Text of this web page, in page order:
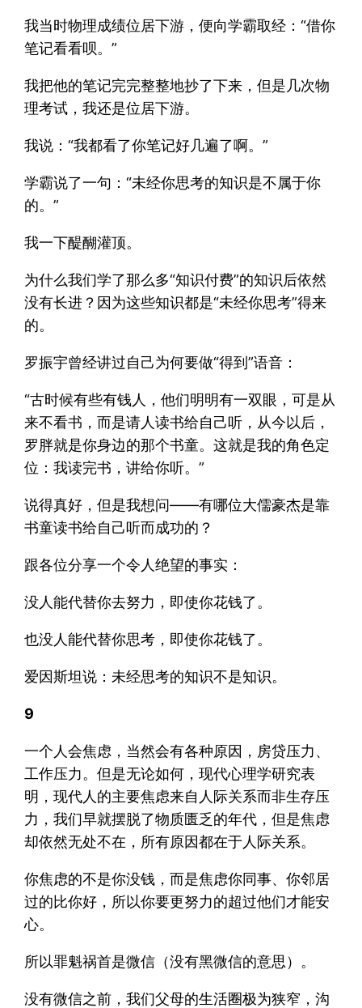
我当时物理成绩位居下游，便向学霸取经：“借你
笔记看看呗。”
我把他的笔记完完整整地抄了下来，但是几次物
理考试，我还是位居下游。
我说：“我都看了你笔记好几遍了啊。”
学霸说了一句：“未经你思考的知识是不属于你
的。”
我一下醍醐灌顶。
为什么我们学了那么多“知识付费”的知识后依然
没有长进？因为这些知识都是“未经你思考”得来
的。
罗振宇曾经讲过自己为何要做“得到”语音：
“古时候有些有钱人，他们明明有一双眼，可是从
来不看书，而是请人读书给自己听，从今以后，
罗胖就是你身边的那个书童。这就是我的角色定
位：我读完书，讲给你听。”
说得真好，但是我想问——有哪位大儒豪杰是靠
书童读书给自己听而成功的？
跟各位分享一个令人绝望的事实：
没人能代替你去努力，即使你花钱了。
也没人能代替你思考，即使你花钱了。
爱因斯坦说：未经思考的知识不是知识。
9
一个人会焦虑，当然会有各种原因，房贷压力、
工作压力。但是无论如何，现代心理学研究表
明，现代人的主要焦虑来自人际关系而非生存压
力，我们早就摆脱了物质匮乏的年代，但是焦虑
却依然无处不在，所有原因都在于人际关系。
你焦虑的不是你没钱，而是焦虑你同事、你邻居
过的比你好，所以你要更努力的超过他们才能安
心。
所以罪魁祸首是微信（没有黑微信的意思）。
没有微信之前，我们父母的生活圈极为狭窄，沟